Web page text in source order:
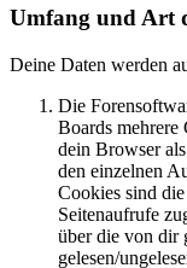
Umfang und Art
Deine Daten werden
Die
Boards mehrere
dein Browser
den einzelnen
Cookies sind
Seitenaufrufe
über die von dir
gelesen/